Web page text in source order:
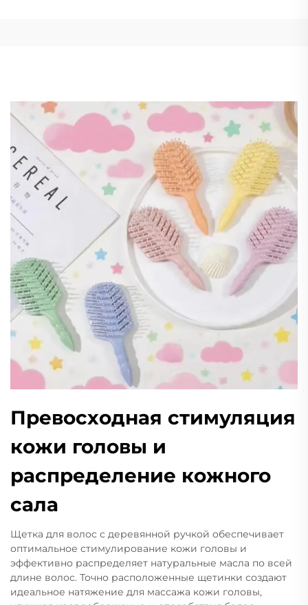
Превосходная стимуляция
кожи головы и
распределение кожного
сала
Щетка для волос с деревянной ручкой обеспечивает
оптимальное стимулирование кожи головы и
эффективно распределяет натуральные масла по всей
длине волос. Точно расположенные щетинки создают
идеальное натяжение для массажа кожи головы,